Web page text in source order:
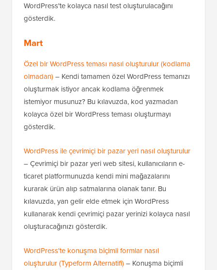
WordPress'te kolayca nasıl test oluşturulacağını
gösterdik.
Mart
Özel bir WordPress teması nasıl oluşturulur (kodlama
olmadan) – Kendi tamamen özel WordPress temanızı
oluşturmak istiyor ancak kodlama öğrenmek
istemiyor musunuz? Bu kılavuzda, kod yazmadan
kolayca özel bir WordPress teması oluşturmayı
gösterdik.
WordPress ile çevrimiçi bir pazar yeri nasıl oluşturulur
– Çevrimiçi bir pazar yeri web sitesi, kullanıcıların e-
ticaret platformunuzda kendi mini mağazalarını
kurarak ürün alıp satmalarına olanak tanır. Bu
kılavuzda, yan gelir elde etmek için WordPress
kullanarak kendi çevrimiçi pazar yerinizi kolayca nasıl
oluşturacağınızı gösterdik.
WordPress'te konuşma biçimli formlar nasıl
oluşturulur (Typeform Alternatifi) – Konuşma biçimli